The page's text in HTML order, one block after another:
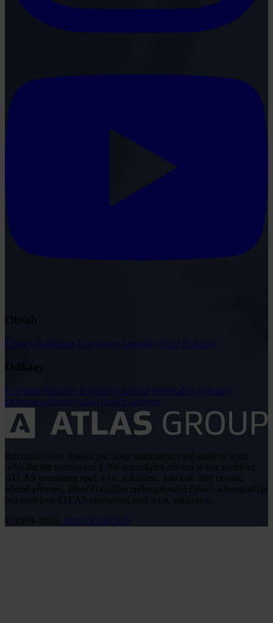
Články Judikatura Legislativa Aktuality Akce Podcasty
O portálu Redakce Podmínky užívání Publikační podmínky
Ochrana osobních údajů Odběr časopisu
včetně převzetí, šíření či dalšího zpřístupňování článků a fotografií je
ATLAS GROUP